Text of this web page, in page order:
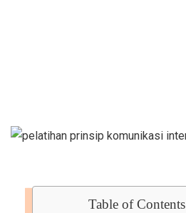
Table of Contents